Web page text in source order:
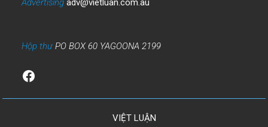
Advertising adv@vietluan.com.au
Hộp thưPO BOX 60 YAGOONA 2199
Facebook
VIỆT LUẬN